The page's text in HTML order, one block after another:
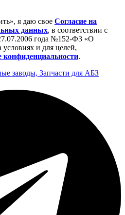
я даю свое Cогласие на
данных, в соответствии с
года №152-ФЗ «О
и для целей,
конфиденциальности.